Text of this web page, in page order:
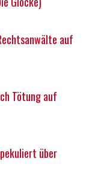
auf
Tötung auf
über